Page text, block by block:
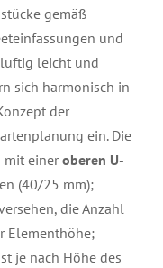
gemäß
und
leicht und
sich harmonisch in
der
ein. Die
mit einer oberen U-
(40/25 mm);
die Anzahl
Elementhöhe;
je nach Höhe des